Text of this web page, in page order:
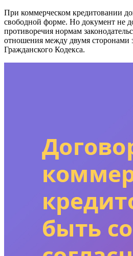
При коммерческом кредитовании
свободной форме. Но документ не
противоречия нормам
отношения между двумя сторонами
Гражданского Кодекса.